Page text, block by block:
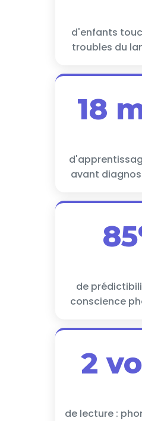
d'enfants
troubles du
18
avant
de
conscience
2
de lecture :